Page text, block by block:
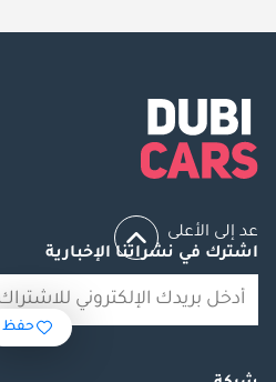
حفظ
عد إلى الأعلى
اشترك في نشراتنا الإخبارية